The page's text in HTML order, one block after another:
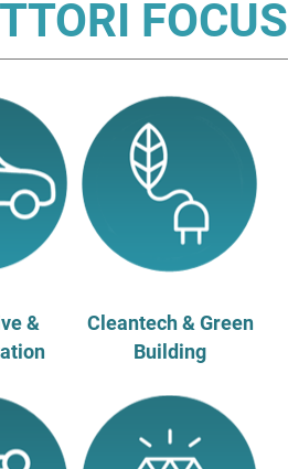
FOCUS
&
Cleantech & Green
Building